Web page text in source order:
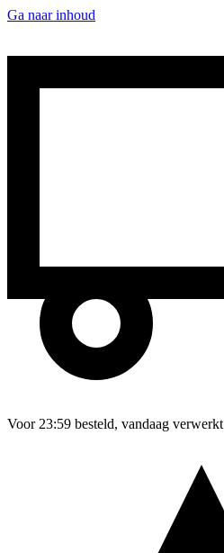
Ga naar inhoud
Voor 23:59 besteld, vandaag verwerkt